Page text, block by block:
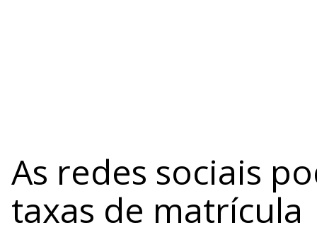
As redes sociais
taxas de matrícula